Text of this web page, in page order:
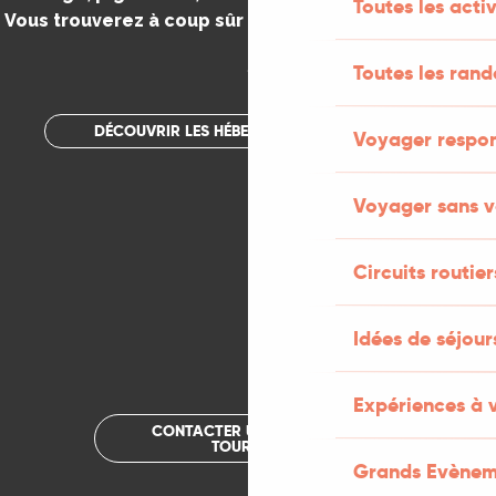
Toutes les
Toutes les
Voyager
Voyager sans
Circuits
Idées de
Expériences à
Grands
Vous trouverez à coup sûr votre bonheur dans le Lot.
.
DÉCOUVRIR LES HÉBERGEMENTS INSOLITES
CONTACTER UN OFFICE DE
TOURISME